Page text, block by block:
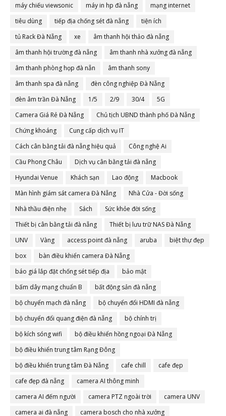
máy chiếu viewsonic
máy in hp đà nẵng
mạng internet
tiêu dùng
tiếp địa chống sét đà nẵng
tiện ích
tủ Rack Đà Nẵng
xe
âm thanh hội thảo đà nẵng
âm thanh hội trường đà nẵng
âm thanh nhà xưởng đà nẵng
âm thanh phòng họp đà nẵn
âm thanh sony
âm thanh spa đà nẵng
đèn công nghiệp Đà Nẵng
đèn âm trần Đà Nẵng
1/5 2/9 30/4
5G
Camera Giá Rẻ Đà Nẵng
Chủ tịch UBND thành phố Đà Nẵng
Chứng khoáng
Cung cấp dịch vụ IT
Cách cân bằng tải đà nẵng hiệu quả
Công nghệ Ai
Cầu Phong Châu
Dịch vụ cân bằng tải đà nẵng
Hyundai Venue
Khách sạn Lao động
Macbook
Màn hình giám sát camera Đà Nẵng
Nhà Cửa - Đời sống
Nhà thầu điện nhẹ
Sách
Sức khỏe đời sống
Thiết bị cân bằng tải đà nẵng
Thiết bị lưu trữ NAS Đà Nẵng
UNV
Vàng access point đà nẵng aruba
biệt thự đẹp
box
bàn điều khiển camera Đà Nẵng
báo giá lắp đặt chống sét tiếp địa
bảo mật
bấm dây mạng chuẩn B
bất động sản đà nẵng
bộ chuyển mạch đà nẵng
bộ chuyển đổi HDMI đà nẵng
bộ chuyển đổi quang điện đà nẵng
bộ chính trị
bộ kích sóng wifi
bộ điều khiển hồng ngoại Đà Nẵng
bộ điều khiển trung tâm Rạng Đông
bộ điều khiển trung tâm Đà Nẵng
cafe chill
cafe đẹp
cafe đẹp đà nẵng
camera AI thông minh
camera AI đếm người
camera PTZ ngoài trời
camera UNV
camera ai đà nẵng
camera bosch cho nhà xưởng